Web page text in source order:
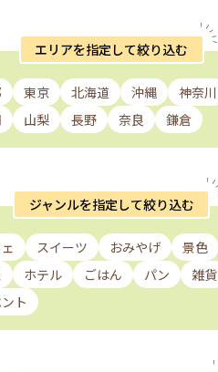
エリアを指定して絞り込む
東京 北海道 沖縄
神奈川
山梨 長野 奈良 鎌倉
ジャンルを指定して絞り込む
スイーツ おみやげ
景色
ホテル ごはん パン
雑貨
ト